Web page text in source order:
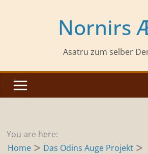
Nornirs
Asatru zum selber
You are here:
Home
Das Odins Auge Projekt